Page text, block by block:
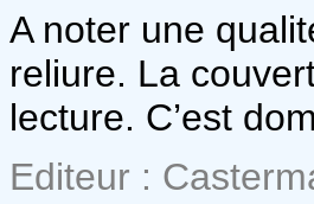
A noter une
reliure. La
lecture. C’est
Editeur :